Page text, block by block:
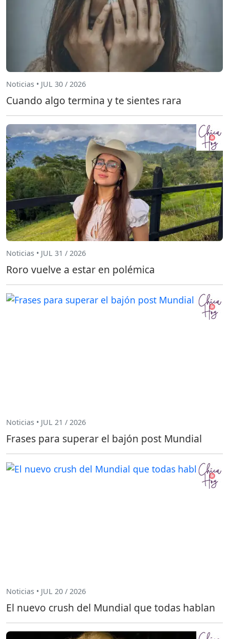
Noticias • JUL 30 / 2026
Cuando algo termina y te sientes rara
Noticias • JUL 31 / 2026
Roro vuelve a estar en polémica
Noticias • JUL 21 / 2026
Frases para superar el bajón post Mundial
Noticias • JUL 20 / 2026
El nuevo crush del Mundial que todas hablan